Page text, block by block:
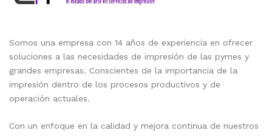
Somos una empresa con 14 años de experiencia en ofrecer
soluciones a las necesidades de impresión de las pymes y
grandes empresas. Conscientes de la importancia de la
impresión dentro de los procesos productivos y de
operación actuales.
Con un enfoque en la calidad y mejora continua de nuestros